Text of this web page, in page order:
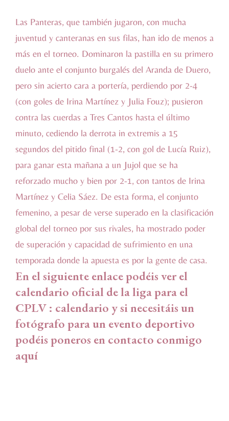
Las Panteras, que también jugaron, con mucha
juventud y canteranas en sus filas, han ido de menos a
más en el torneo. Dominaron la pastilla en su primero
duelo ante el conjunto burgalés del Aranda de Duero,
pero sin acierto cara a portería, perdiendo por 2-4
(con goles de Irina Martínez y Julia Fouz); pusieron
contra las cuerdas a Tres Cantos hasta el último
minuto, cediendo la derrota in extremis a 15
segundos del pitido final (1-2, con gol de Lucía Ruiz),
para ganar esta mañana a un Jujol que se ha
reforzado mucho y bien por 2-1, con tantos de Irina
Martínez y Celia Sáez. De esta forma, el conjunto
femenino, a pesar de verse superado en la clasificación
global del torneo por sus rivales, ha mostrado poder
de superación y capacidad de sufrimiento en una
temporada donde la apuesta es por la gente de casa.
En el siguiente enlace podéis ver el
calendario oficial de la liga para el
CPLV : calendario y si necesitáis un
fotógrafo para un evento deportivo
podéis poneros en contacto conmigo
aquí